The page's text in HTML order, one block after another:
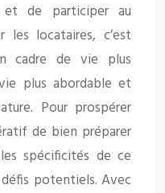
et de participer au
les locataires, c’est
cadre de vie plus
plus abordable et
Pour prospérer
de bien préparer
spécificités de ce
défis potentiels. Avec